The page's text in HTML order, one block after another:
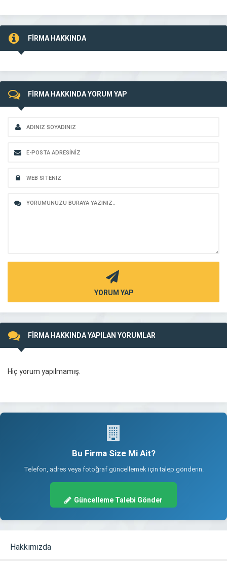
FİRMA HAKKINDA
FİRMA HAKKINDA YORUM YAP
YORUM YAP
FİRMA HAKKINDA YAPILAN YORUMLAR
Hiç yorum yapılmamış.
Bu Firma Size Mi Ait?
Telefon, adres veya fotoğraf güncellemek için talep gönderin.
Güncelleme Talebi Gönder
Hakkımızda